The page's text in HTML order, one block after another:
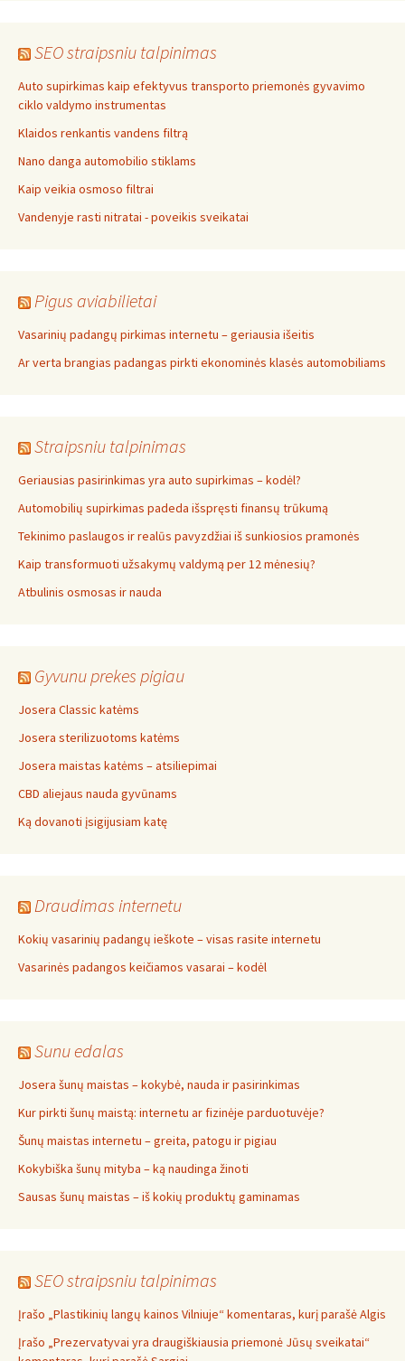
SEO straipsniu talpinimas
Auto supirkimas kaip efektyvus transporto priemonės gyvavimo
ciklo valdymo instrumentas
Klaidos renkantis vandens filtrą
Nano danga automobilio stiklams
Kaip veikia osmoso filtrai
Vandenyje rasti nitratai - poveikis sveikatai
Pigus aviabilietai
Vasarinių padangų pirkimas internetu – geriausia išeitis
Ar verta brangias padangas pirkti ekonominės klasės automobiliams
Straipsniu talpinimas
Geriausias pasirinkimas yra auto supirkimas – kodėl?
Automobilių supirkimas padeda išspręsti finansų trūkumą
Tekinimo paslaugos ir realūs pavyzdžiai iš sunkiosios pramonės
Kaip transformuoti užsakymų valdymą per 12 mėnesių?
Atbulinis osmosas ir nauda
Gyvunu prekes pigiau
Josera Classic katėms
Josera sterilizuotoms katėms
Josera maistas katėms – atsiliepimai
CBD aliejaus nauda gyvūnams
Ką dovanoti įsigijusiam katę
Draudimas internetu
Kokių vasarinių padangų ieškote – visas rasite internetu
Vasarinės padangos keičiamos vasarai – kodėl
Sunu edalas
Josera šunų maistas – kokybė, nauda ir pasirinkimas
Kur pirkti šunų maistą: internetu ar fizinėje parduotuvėje?
Šunų maistas internetu – greita, patogu ir pigiau
Kokybiška šunų mityba – ką naudinga žinoti
Sausas šunų maistas – iš kokių produktų gaminamas
SEO straipsniu talpinimas
Įrašo „Plastikinių langų kainos Vilniuje“ komentaras, kurį parašė Algis
Įrašo „Prezervatyvai yra draugiškiausia priemonė Jūsų sveikatai“